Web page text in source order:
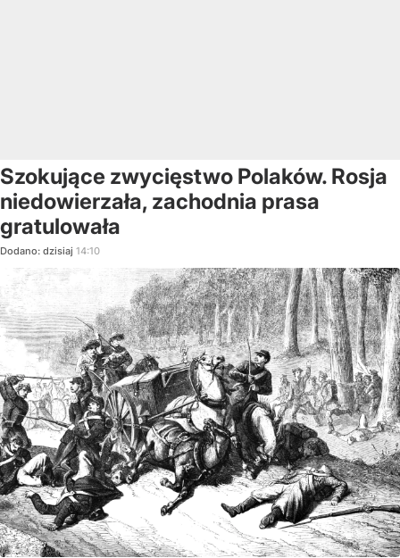
Szokujące zwycięstwo Polaków. Rosja
niedowierzała, zachodnia prasa
gratulowała
Dodano: dzisiaj 14:10